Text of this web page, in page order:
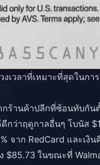
เวลาที่เหมาะที่สุดในก
ร้านค้าปลีกที่ซ้อนทับกัน
กว่าฤดูกาลอื่นๆ โบนัส
จาก RedCard และเงิ
$85.73 ในขณะที่